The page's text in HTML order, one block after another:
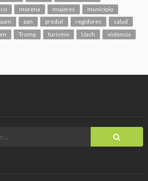
morena mujeres
municipio
pan predial regidores
salud
Trump turismo Uach violencia